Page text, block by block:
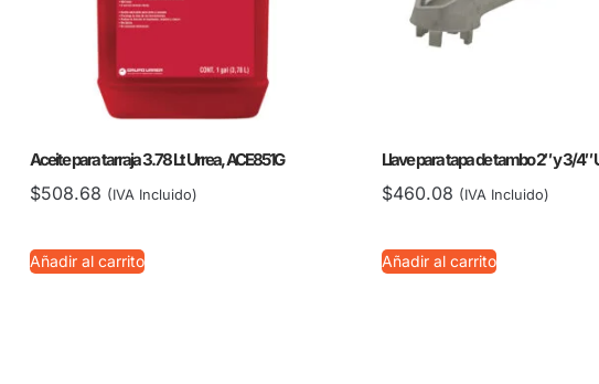
Aceite para tarraja 3.78 Lt Urrea, ACE851G
$508.68 (IVA Incluido)
Añadir al carrito
Llave para tapa de tambo 2″ y 3/4″
$460.08 (IVA Incluido)
Añadir al carrito